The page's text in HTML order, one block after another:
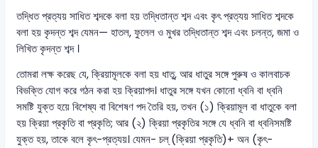
তদ্ধিত প্রত্যয় সাধিত শব্দকে বলা হয় তদ্ধিতান্ত শব্দ এবং কৃৎ প্রত্যয় সাধিত শব্দকে
বলা হয় কৃদন্ত শব্দ যেমন— হাতল, ফুলেল ও মুখর তদ্ধিতান্ত শব্দ এবং চলন্ত, জমা ও
লিখিত কৃদন্ত শব্দ ।
তোমরা লক্ষ করেছ যে, ক্রিয়ামূলকে বলা হয় ধাতু, আর ধাতুর সঙ্গে পুরুষ ও কালবাচক
বিভক্তি যোগ করে গঠন করা হয় ক্রিয়াপদ। ধাতুর সঙ্গে যখন কোনো ধ্বনি বা ধ্বনি
সমষ্টি যুক্ত হয়ে বিশেষ্য বা বিশেষণ পদ তৈরি হয়, তখন (১) ক্রিয়ামূল বা ধাতুকে বলা
হয় ক্রিয়া প্রকৃতি বা প্রকৃতি; আর (২) ক্রিয়া প্রকৃতির সঙ্গে যে ধ্বনি বা ধ্বনিসমষ্টি
যুক্ত হয়, তাকে বলে কৃৎ-প্রত্যয়। যেমন- চল্ (ক্রিয়া প্রকৃতি)+ অন (কৃৎ-